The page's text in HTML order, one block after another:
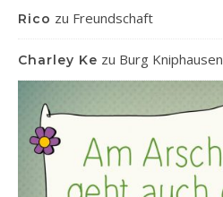
Rico zu Freundschaft
Charley Ke zu Burg Kniphausen